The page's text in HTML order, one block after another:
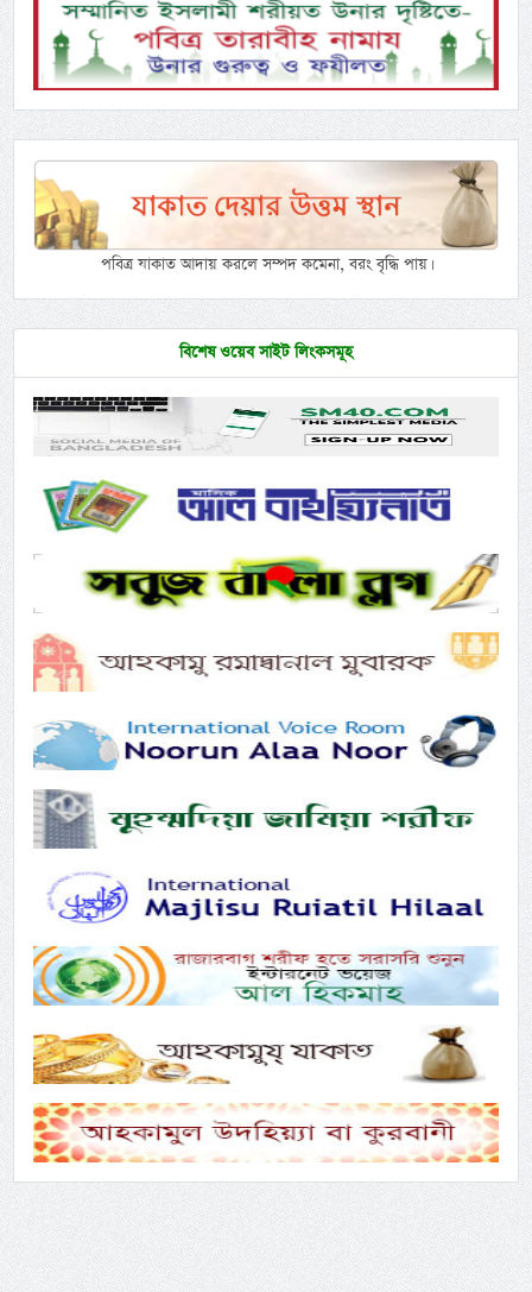
পবিত্র যাকাত আদায় করলে সম্পদ কমেনা, বরং বৃদ্ধি পায়।
বিশেষ ওয়েব সাইট লিংকসমূহ